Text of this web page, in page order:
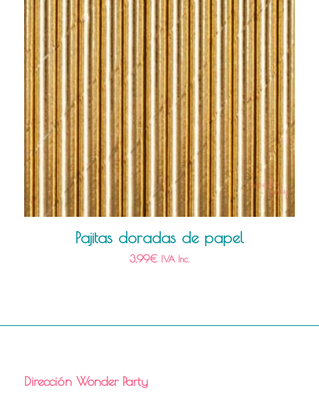
Pajitas doradas de papel
3,99€ IVA Inc.
Dirección Wonder Party